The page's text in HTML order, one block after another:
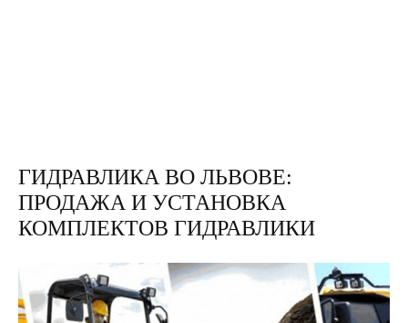
ГИДРАВЛИКА ВО ЛЬВОВЕ:
ПРОДАЖА И УСТАНОВКА
КОМПЛЕКТОВ ГИДРАВЛИКИ